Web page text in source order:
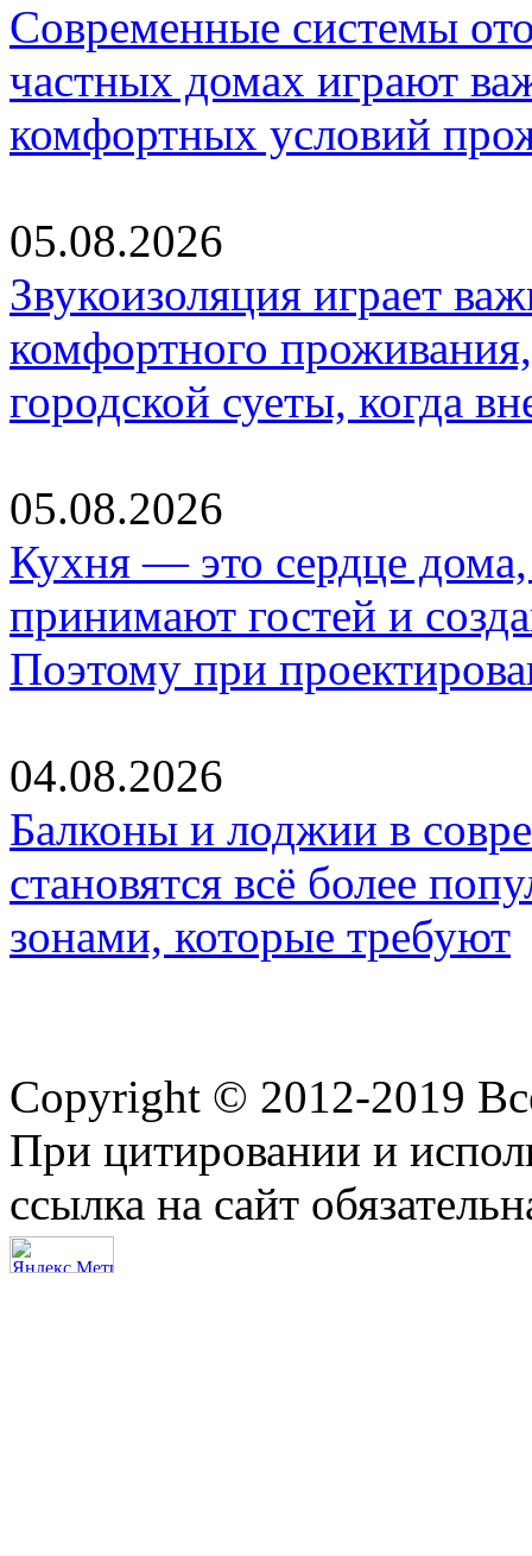
Современные системы
частных домах играют
комфортных условий
05.08.2026
Звукоизоляция играет
комфортного
городской суеты, когда
05.08.2026
Кухня — это сердце дома,
принимают гостей и
Поэтому при
04.08.2026
Балконы и лоджии в
становятся всё более
зонами, которые требуют
Copyright © 2012-2019
При цитировании и
ссылка на сайт